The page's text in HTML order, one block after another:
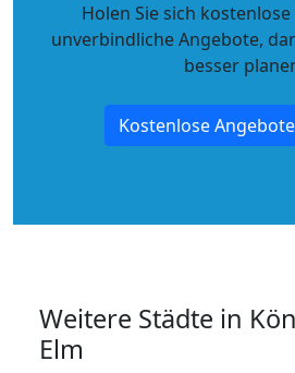
Holen Sie sich
unverbindliche Angebote,
besser
Kostenlose
Weitere Städte in
Elm